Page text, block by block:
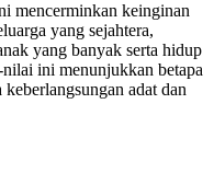
mencerminkan keinginan
yang sejahtera,
yang banyak serta hidup
ini menunjukkan betapa
adat dan